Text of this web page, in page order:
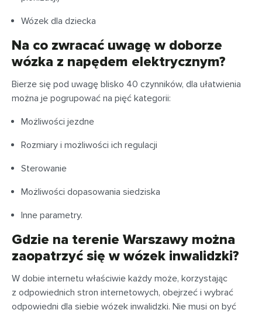
Wózek dla dziecka
Na co zwracać uwagę w doborze
wózka z napędem elektrycznym?
Bierze się pod uwagę blisko 40 czynników, dla ułatwienia
można je pogrupować na pięć kategorii:
Możliwości jezdne
Rozmiary i możliwości ich regulacji
Sterowanie
Możliwości dopasowania siedziska
Inne parametry.
Gdzie na terenie Warszawy można
zaopatrzyć się w wózek inwalidzki?
W dobie internetu właściwie każdy może, korzystając
z odpowiednich stron internetowych, obejrzeć i wybrać
odpowiedni dla siebie wózek inwalidzki. Nie musi on być